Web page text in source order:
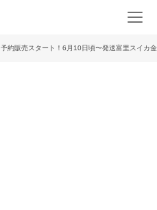
予約販売スタート！6月10日頃〜発送富里スイカ